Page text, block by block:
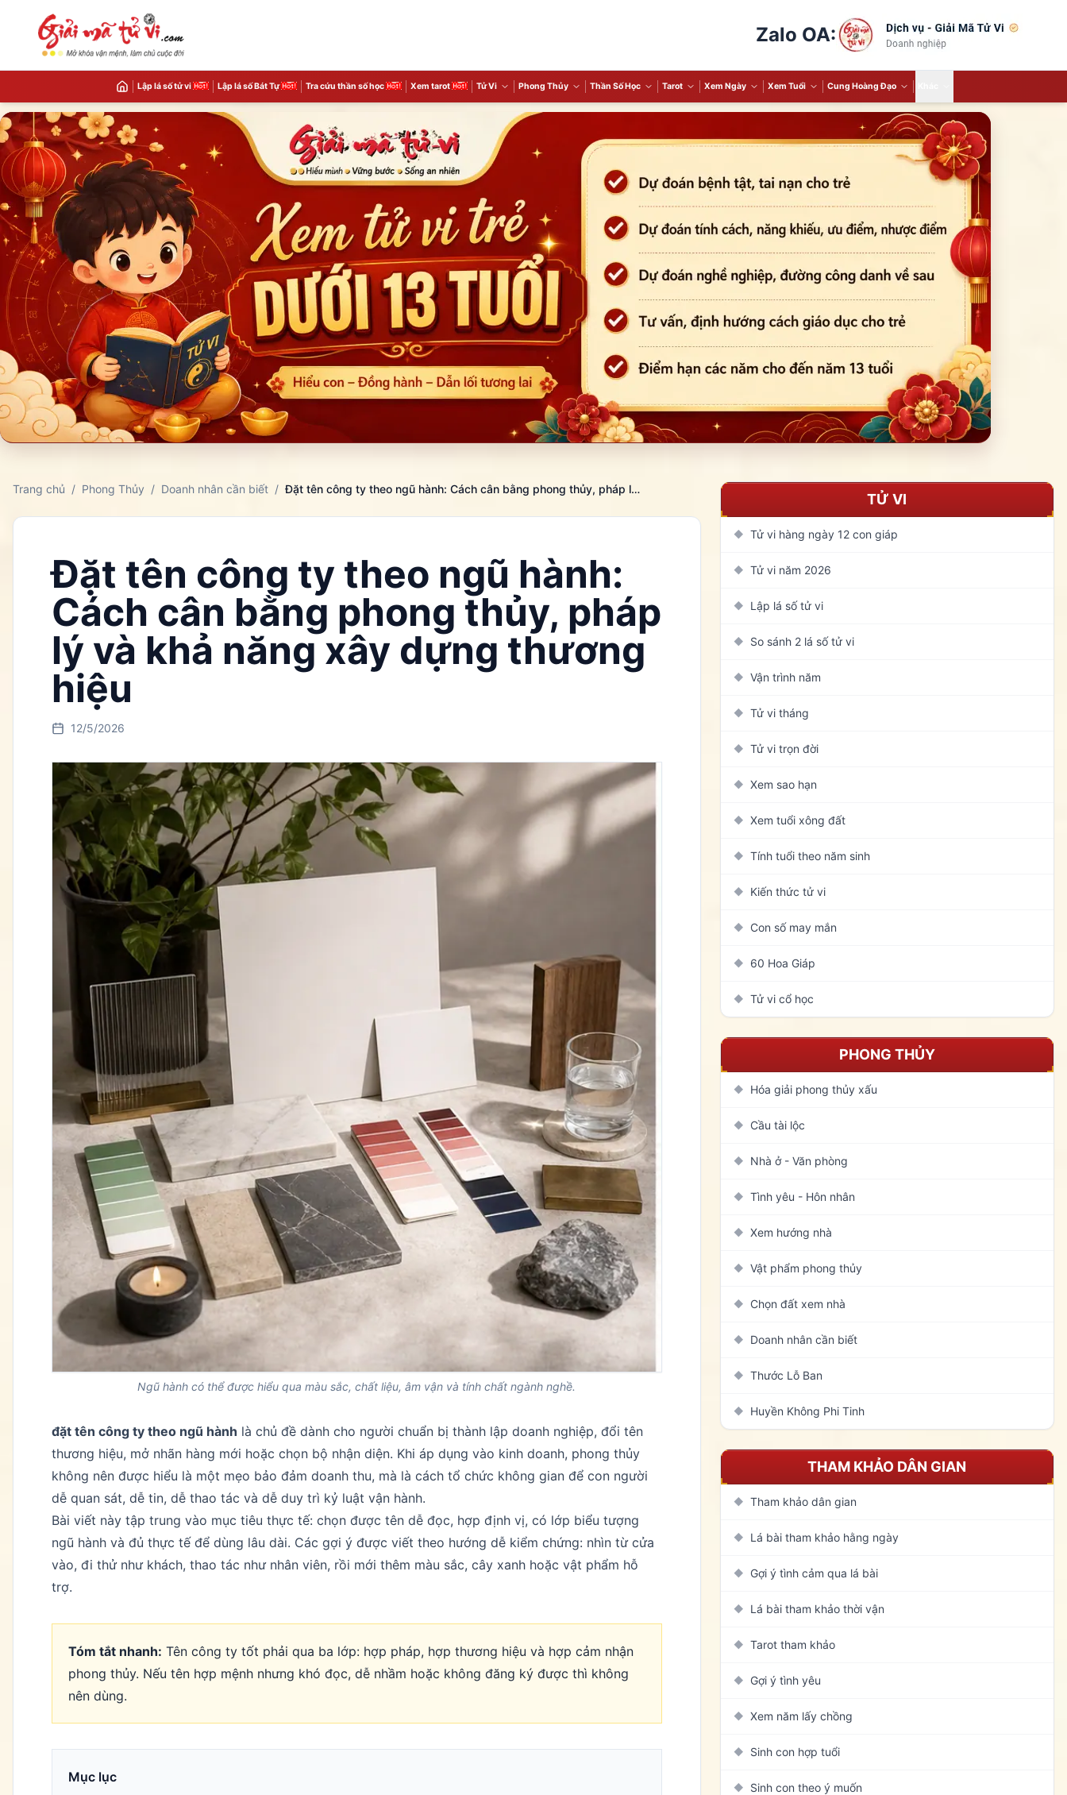
Zalo OA:
Lập lá số tử vi Lập lá số Bát Tự Tra cứu thần số học Xem tarot Tử Vi Phong Thủy Thần Số Học Tarot Xem Ngày Xem Tuổi Cung Hoàng Đạo
Trang chủ / Phong Thủy / Doanh nhân cần biết / Đặt tên công ty theo ngũ hành: Cách cân bằng phong thủy, pháp lý và khả năng xây dựng thương hiệu
Đặt tên công ty theo ngũ hành:
Cách cân bằng phong thủy, pháp
lý và khả năng xây dựng thương
hiệu
12/5/2026
Ngũ hành có thể được hiểu qua màu sắc, chất liệu, âm vận và tính chất ngành nghề.
đặt tên công ty theo ngũ hành là chủ đề dành cho người chuẩn bị thành lập doanh nghiệp, đổi tên
thương hiệu, mở nhãn hàng mới hoặc chọn bộ nhận diện. Khi áp dụng vào kinh doanh, phong thủy
không nên được hiểu là một mẹo bảo đảm doanh thu, mà là cách tổ chức không gian để con người
dễ quan sát, dễ tin, dễ thao tác và dễ duy trì kỷ luật vận hành.
Bài viết này tập trung vào mục tiêu thực tế: chọn được tên dễ đọc, hợp định vị, có lớp biểu tượng
ngũ hành và đủ thực tế để dùng lâu dài. Các gợi ý được viết theo hướng dễ kiểm chứng: nhìn từ cửa
vào, đi thử như khách, thao tác như nhân viên, rồi mới thêm màu sắc, cây xanh hoặc vật phẩm hỗ
trợ.
Tóm tắt nhanh: Tên công ty tốt phải qua ba lớp: hợp pháp, hợp thương hiệu và hợp cảm nhận
phong thủy. Nếu tên hợp mệnh nhưng khó đọc, dễ nhầm hoặc không đăng ký được thì không
nên dùng.
Mục lục
TỬ VI
◆ Tử vi hàng ngày 12 con giáp
◆ Tử vi năm 2026
◆ Lập lá số tử vi
◆ So sánh 2 lá số tử vi
◆ Vận trình năm
◆ Tử vi tháng
◆ Tử vi trọn đời
◆ Xem sao hạn
◆ Xem tuổi xông đất
◆ Tính tuổi theo năm sinh
◆ Kiến thức tử vi
◆ Con số may mắn
◆ 60 Hoa Giáp
◆ Tử vi cổ học
PHONG THỦY
◆ Hóa giải phong thủy xấu
◆ Cầu tài lộc
◆ Nhà ở - Văn phòng
◆ Tình yêu - Hôn nhân
◆ Xem hướng nhà
◆ Vật phẩm phong thủy
◆ Chọn đất xem nhà
◆ Doanh nhân cần biết
◆ Thước Lỗ Ban
◆ Huyền Không Phi Tinh
THAM KHẢO DÂN GIAN
◆ Tham khảo dân gian
◆ Lá bài tham khảo hằng ngày
◆ Gợi ý tình cảm qua lá bài
◆ Lá bài tham khảo thời vận
◆ Tarot tham khảo
◆ Gợi ý tình yêu
◆ Xem năm lấy chồng
◆ Sinh con hợp tuổi
◆ Sinh con theo ý muốn